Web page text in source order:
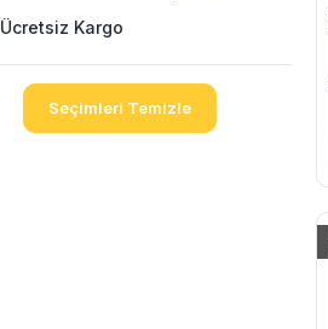
Ücretsiz Kargo
Seçimleri Temizle